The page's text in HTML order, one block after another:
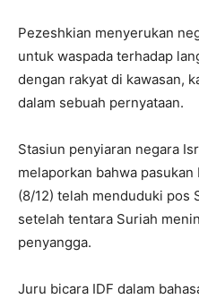
Pezeshkian menyerukan
untuk waspada terhadap
dengan rakyat di kawasan,
dalam sebuah pernyataan.
Stasiun penyiaran negara
melaporkan bahwa
(8/12) telah menduduki pos
setelah tentara Suriah
penyangga.
Juru bicara IDF dalam